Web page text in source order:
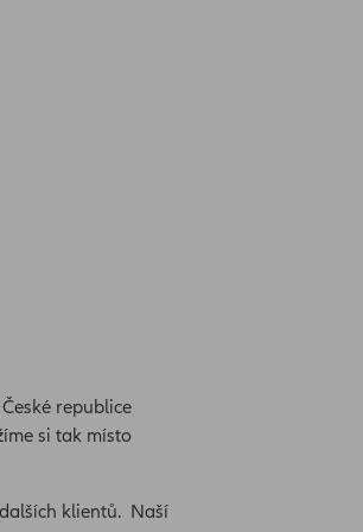
republice
si tak místo
klientů. Naší